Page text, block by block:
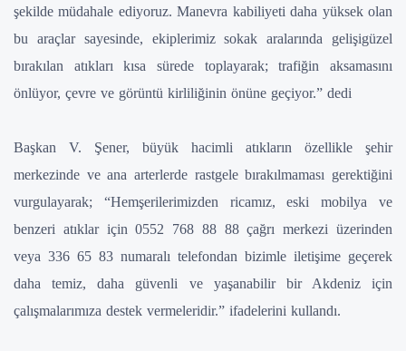
şekilde müdahale ediyoruz. Manevra kabiliyeti daha yüksek olan
bu araçlar sayesinde, ekiplerimiz sokak aralarında gelişigüzel
bırakılan atıkları kısa sürede toplayarak; trafiğin aksamasını
önlüyor, çevre ve görüntü kirliliğinin önüne geçiyor.” dedi
Başkan V. Şener, büyük hacimli atıkların özellikle şehir
merkezinde ve ana arterlerde rastgele bırakılmaması gerektiğini
vurgulayarak; “Hemşerilerimizden ricamız, eski mobilya ve
benzeri atıklar için 0552 768 88 88 çağrı merkezi üzerinden
veya 336 65 83 numaralı telefondan bizimle iletişime geçerek
daha temiz, daha güvenli ve yaşanabilir bir Akdeniz için
çalışmalarımıza destek vermeleridir.” ifadelerini kullandı.